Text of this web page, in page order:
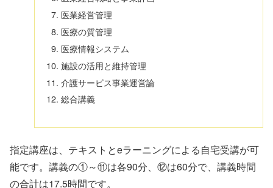
医業経営管理
医療の質管理
医療情報システム
施設の活用と維持管理
介護サービス事業運営論
総合講義
指定講座は、テキストとeラーニングによる自宅受講が可
能です。講義の①～⑪は各90分、⑫は60分で、講義時間
の合計は17.5時間です。